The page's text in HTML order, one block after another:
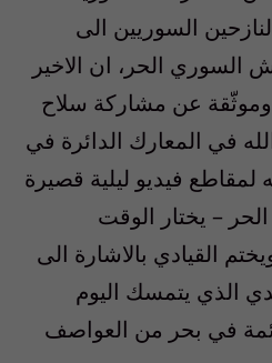
السوريين الى
السوري الحر، ان الاخير
عن مشاركة سلاح
في المعارك الدائرة في
لمقاطع فيديو ليلية قصيرة
– يختار الوقت
القيادي بالاشارة الى
الذي يتمسك اليوم
في بحر من العواصف